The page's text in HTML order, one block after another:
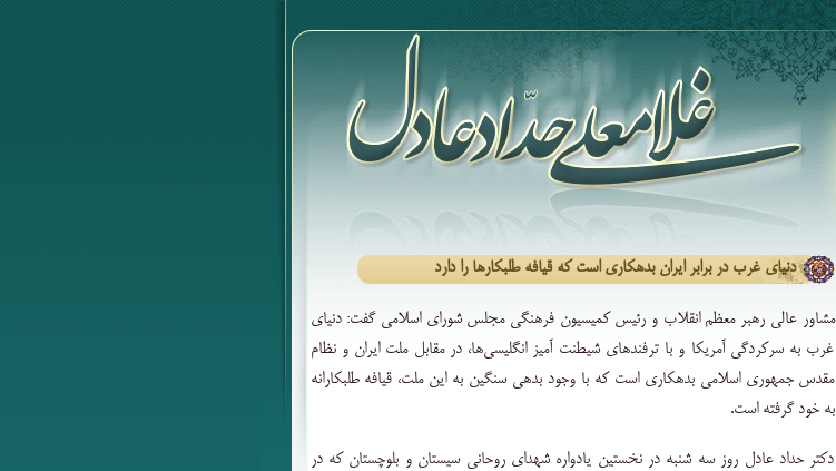
دنیای غرب در برابر ایران بدهکاری است که قیافه طلبکار‌ها را دارد
مشاور عالی رهبر معظم انقلاب و رئیس کمیسیون فرهنگی مجلس شورای اسلامی گفت: دنیای
غرب به سرکردگی آمریکا و با ترفندهای شیطنت آمیز انگلیسی‌ها، در مقابل ملت ایران و نظام
مقدس جمهوری اسلامی بدهکاری است که با وجود بدهی سنگین به این ملت، قیافه طلبکارانه
به خود گرفته است.
دکتر حداد عادل روز سه شنبه در نخستین یادواره شهدای روحانی سیستان و بلوچستان که در